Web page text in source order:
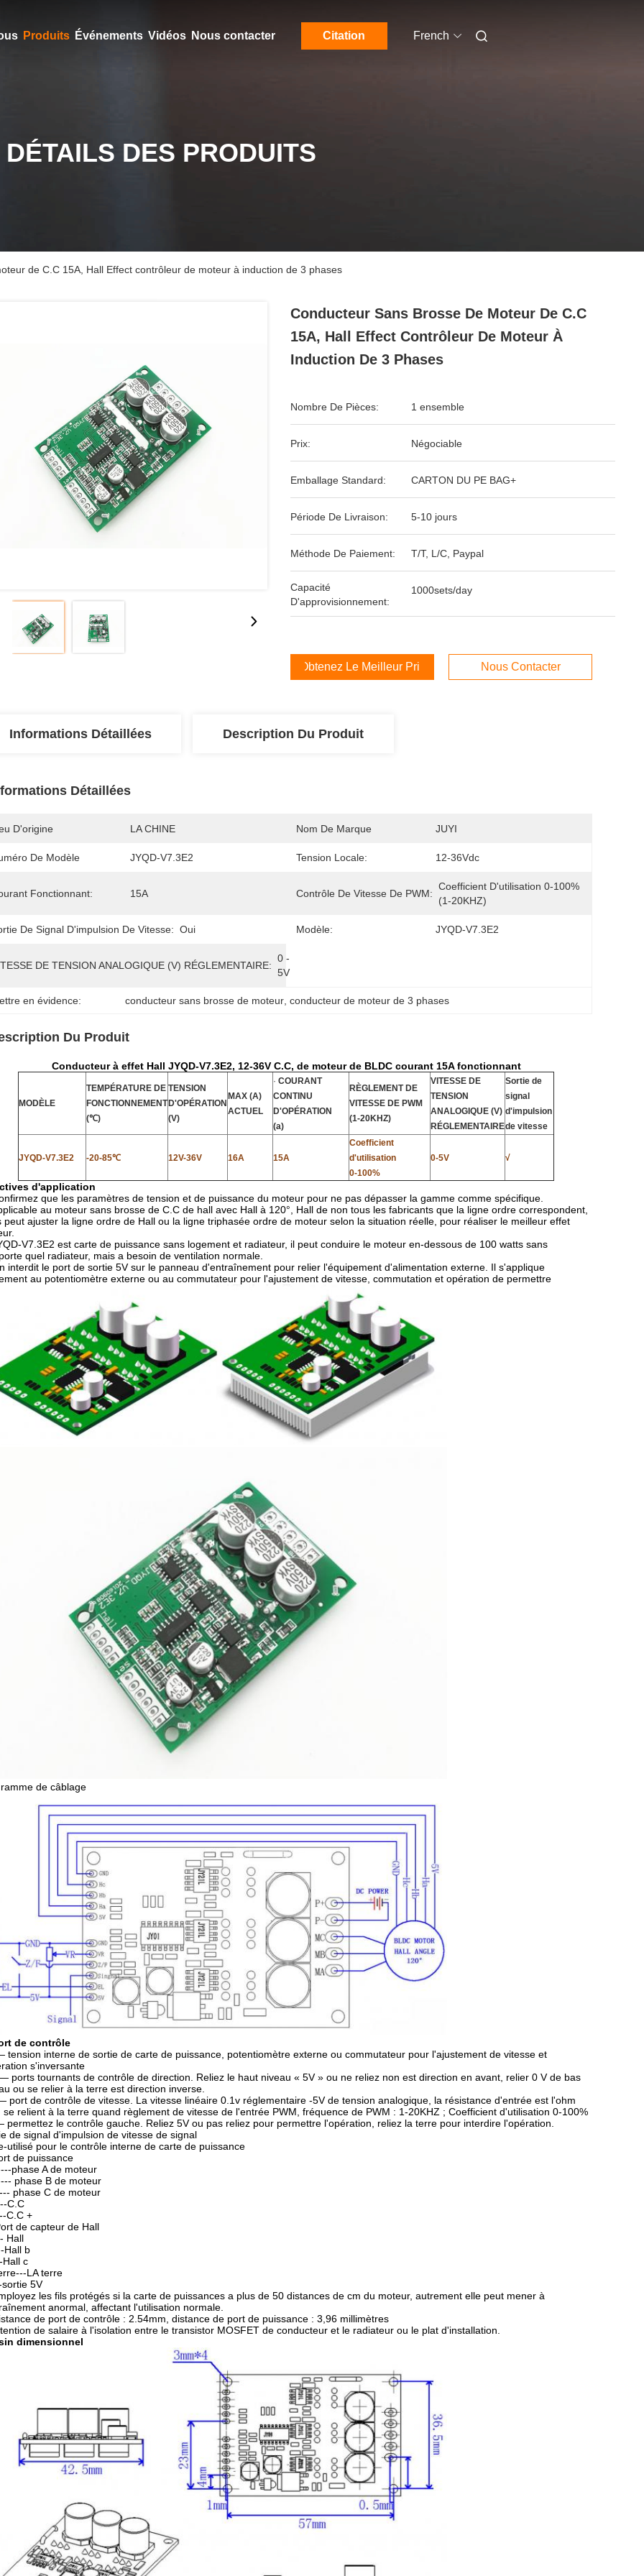
Produits Événements Vidéos Nous contacter Citation French
DÉTAILS DES PRODUITS
de C.C 15A, Hall Effect contrôleur de moteur à induction de 3 phases
Conducteur Sans Brosse De Moteur De C.C
15A, Hall Effect Contrôleur De Moteur À
Induction De 3 Phases
Nombre De Pièces: 1 ensemble
Prix: Négociable
Emballage Standard: CARTON DU PE BAG+
Période De Livraison: 5-10 jours
Méthode De Paiement: T/T, L/C, Paypal
Capacité
D'approvisionnement:
1000sets/day
Obtenez Le Meilleur Prix Nous Contacter
Informations Détaillées Description Du Produit
Détaillées
D'origine LA CHINE Nom De Marque JUYI
De Modèle JYQD-V7.3E2 Tension Locale: 12-36Vdc
Fonctionnant: 15A Contrôle De Vitesse De PWM:
Coefficient D'utilisation 0-100%
(1-20KHZ)
De Signal D'impulsion De Vitesse: Oui Modèle: JYQD-V7.3E2
DE TENSION ANALOGIQUE (V) RÉGLEMENTAIRE:
0 -
5V
en évidence: conducteur sans brosse de moteur , conducteur de moteur de 3 phases
Du Produit
Conducteur à effet Hall JYQD-V7.3E2, 12-36V C.C, de moteur de BLDC courant 15A fonctionnant
MODÈLE
TEMPÉRATURE DE
FONCTIONNEMENT
(℃)
TENSION
D'OPÉRATION
(V)
MAX (A)
ACTUEL
· COURANT
CONTINU
D'OPÉRATION
(a)
RÈGLEMENT DE
VITESSE DE PWM
(1-20KHZ)
VITESSE DE
TENSION
ANALOGIQUE (V)
RÉGLEMENTAIRE
Sortie de
signal
d'impulsion
de vitesse
JYQD-V7.3E2 -20-85℃ 12V-36V 16A 15A
Coefficient
d'utilisation
0-100%
0-5V √
d'application
que les paramètres de tension et de puissance du moteur pour ne pas dépasser la gamme comme spécifique.
au moteur sans brosse de C.C de hall avec Hall à 120°, Hall de non tous les fabricants que la ligne ordre correspondent,
peut ajuster la ligne ordre de Hall ou la ligne triphasée ordre de moteur selon la situation réelle, pour réaliser le meilleur effet
V7.3E2 est carte de puissance sans logement et radiateur, il peut conduire le moteur en-dessous de 100 watts sans
quel radiateur, mais a besoin de ventilation normale.
interdit le port de sortie 5V sur le panneau d'entraînement pour relier l'équipement d'alimentation externe. Il s'applique
au potentiomètre externe ou au commutateur pour l'ajustement de vitesse, commutation et opération de permettre
de câblage
de contrôle
tension interne de sortie de carte de puissance, potentiomètre externe ou commutateur pour l'ajustement de vitesse et
s'inversante
ports tournants de contrôle de direction. Reliez le haut niveau « 5V » ou ne reliez non est direction en avant, relier 0 V de bas
ou se relier à la terre est direction inverse.
port de contrôle de vitesse. La vitesse linéaire 0.1v réglementaire -5V de tension analogique, la résistance d'entrée est l'ohm
se relient à la terre quand règlement de vitesse de l'entrée PWM, fréquence de PWM : 1-20KHZ ; Coefficient d'utilisation 0-100%
permettez le contrôle gauche. Reliez 5V ou pas reliez pour permettre l'opération, reliez la terre pour interdire l'opération.
de signal d'impulsion de vitesse de signal
utilisé pour le contrôle interne de carte de puissance
de puissance
phase A de moteur
phase B de moteur
phase C de moteur
C.C
C.C +
de capteur de Hall
Hall
Hall b
Hall c
LA terre
sortie 5V
les fils protégés si la carte de puissances a plus de 50 distances de cm du moteur, autrement elle peut mener à
anormal, affectant l'utilisation normale.
de port de contrôle : 2.54mm, distance de port de puissance : 3,96 millimètres
de salaire à l'isolation entre le transistor MOSFET de conducteur et le radiateur ou le plat d'installation.
dimensionnel